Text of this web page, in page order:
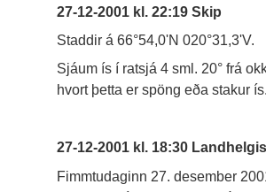
27-12-2001 kl. 22:19 Skip
Staddir á 66°54,0'N 020°31,3'V.
Sjáum ís í ratsjá 4 sml. 20° frá
hvort þetta er spöng eða stakur
27-12-2001 kl. 18:30
Fimmtudaginn 27. desember